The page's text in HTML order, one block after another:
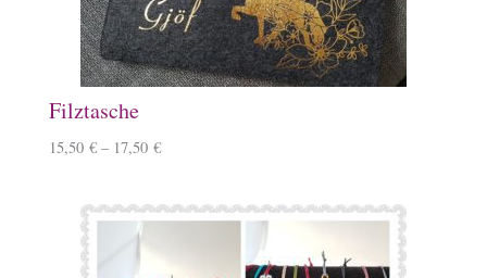
Filztasche
15,50 € – 17,50 €